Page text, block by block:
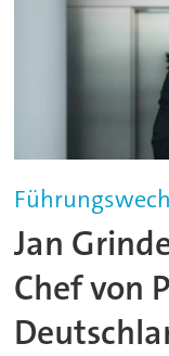
Jan
Chef von